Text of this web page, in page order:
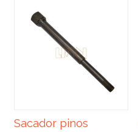
Sacador pinos